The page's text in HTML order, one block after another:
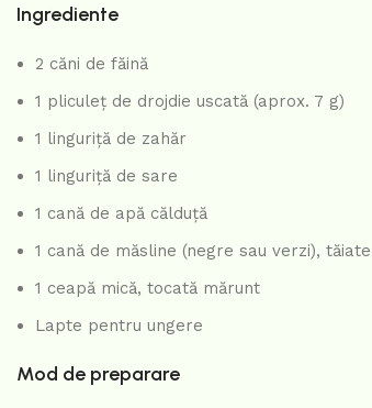
Ingrediente
2 căni de făină
1 pliculeț de drojdie uscată (aprox. 7 g)
1 linguriță de zahăr
1 linguriță de sare
1 cană de apă călduță
1 cană de măsline (negre sau verzi), tăiate
1 ceapă mică, tocată mărunt
Lapte pentru ungere
Mod de preparare